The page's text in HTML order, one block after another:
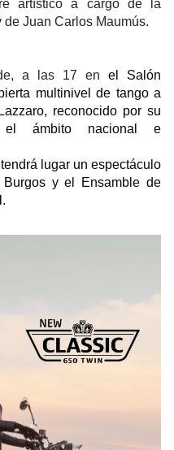
artístico a cargo de la
Juan Carlos Maumús.
a las 17 en el Salón
multinivel de tango a
reconocido por su
el ámbito nacional e
lugar un espectáculo
y el Ensamble de
.